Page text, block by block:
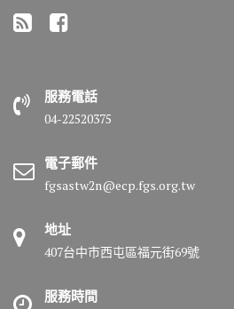
服務電話
04-22520375
電子郵件
fgsastw2n@ecp.fgs.org.tw
地址
407台中市西屯區福元街69號
服務時間